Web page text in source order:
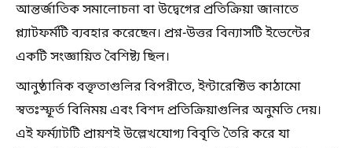
আন্তর্জাতিক সমালোচনা বা উদ্বেগের প্রতিক্রিয়া জানাতে
প্ল্যাটফর্মটি ব্যবহার করেছেন। প্রশ্ন-উত্তর বিন্যাসটি ইভেন্টের
একটি সংজ্ঞায়িত বৈশিষ্ট্য ছিল।
আনুষ্ঠানিক বক্তৃতাগুলির বিপরীতে, ইন্টারেক্টিভ কাঠামো
স্বতঃস্ফূর্ত বিনিময় এবং বিশদ প্রতিক্রিয়াগুলির অনুমতি দেয়।
এই ফর্ম্যাটটি প্রায়শই উল্লেখযোগ্য বিবৃতি তৈরি করে যা